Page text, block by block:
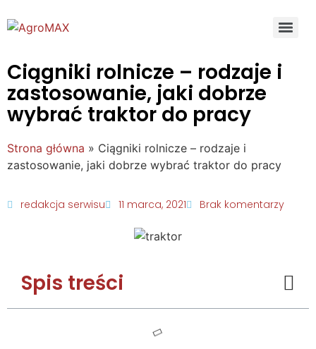
Ciągniki rolnicze – rodzaje i
zastosowanie, jaki dobrze
wybrać traktor do pracy
Strona główna » Ciągniki rolnicze – rodzaje i
zastosowanie, jaki dobrze wybrać traktor do pracy
redakcja serwisu 11 marca, 2021 Brak komentarzy
Spis treści